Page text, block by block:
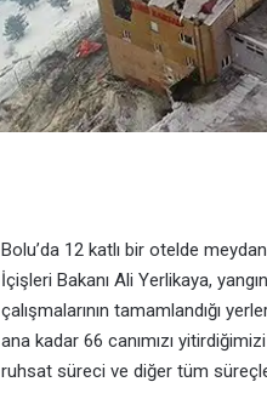
Bolu’da 12 katlı bir otelde
İçişleri Bakanı Ali Yerlikaya,
çalışmalarının tamamlandığı
ana kadar 66 canımızı
ruhsat süreci ve diğer tüm